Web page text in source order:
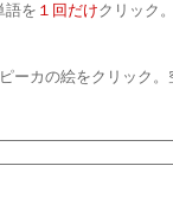
を １回だけクリック
ーカの絵をクリック。